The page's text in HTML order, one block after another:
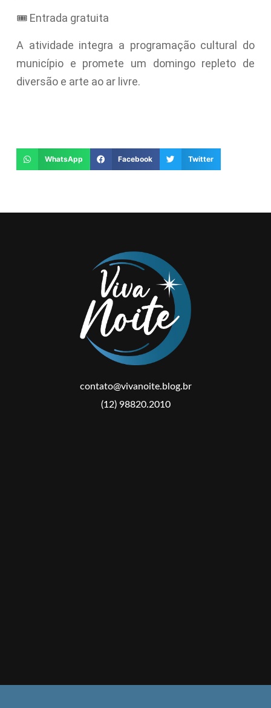
🎟️ Entrada gratuita
A atividade integra a programação cultural do
município e promete um domingo repleto de
diversão e arte ao ar livre.
WhatsApp Facebook Twitter
contato@vivanoite.blog.br
(12) 98820.2010